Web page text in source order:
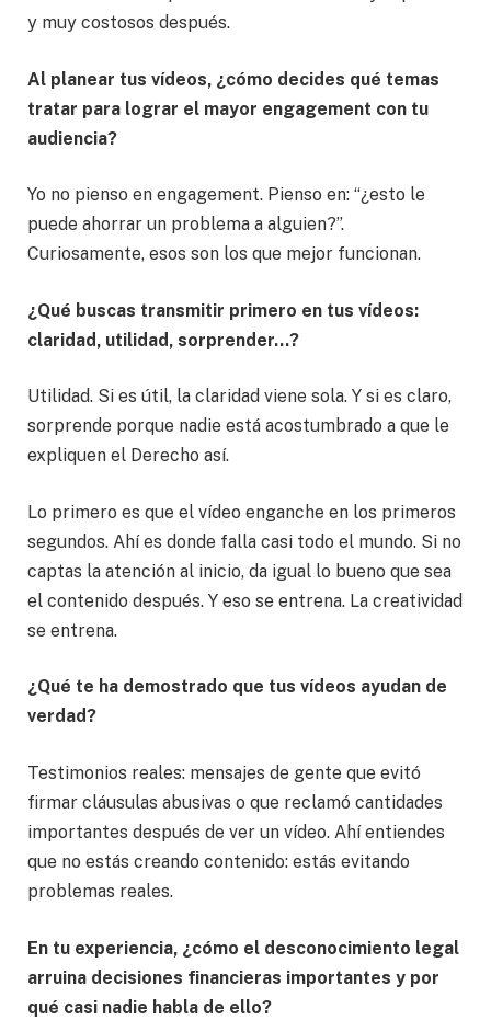
y muy costosos después.
Al planear tus vídeos, ¿cómo decides qué temas
tratar para lograr el mayor engagement con tu
audiencia?
Yo no pienso en engagement. Pienso en: “¿esto le
puede ahorrar un problema a alguien?”.
Curiosamente, esos son los que mejor funcionan.
¿Qué buscas transmitir primero en tus vídeos:
claridad, utilidad, sorprender…?
Utilidad. Si es útil, la claridad viene sola. Y si es claro,
sorprende porque nadie está acostumbrado a que le
expliquen el Derecho así.
Lo primero es que el vídeo enganche en los primeros
segundos. Ahí es donde falla casi todo el mundo. Si no
captas la atención al inicio, da igual lo bueno que sea
el contenido después. Y eso se entrena. La creatividad
se entrena.
¿Qué te ha demostrado que tus vídeos ayudan de
verdad?
Testimonios reales: mensajes de gente que evitó
firmar cláusulas abusivas o que reclamó cantidades
importantes después de ver un vídeo. Ahí entiendes
que no estás creando contenido: estás evitando
problemas reales.
En tu experiencia, ¿cómo el desconocimiento legal
arruina decisiones financieras importantes y por
qué casi nadie habla de ello?